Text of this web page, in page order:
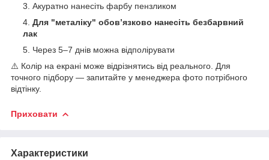
Акуратно нанесіть фарбу пензликом
Для "металіку" обов’язково нанесіть безбарвний
лак
Через 5–7 днів можна відполірувати
⚠️ Колір на екрані може відрізнятись від реального. Для
точного підбору — запитайте у менеджера фото потрібного
відтінку.
Приховати
Характеристики